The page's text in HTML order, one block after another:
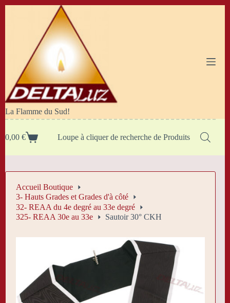
La Flamme du Sud!
Panier
0,00 € Loupe à cliquer de recherche de Produits
Accueil Boutique
3- Hauts Grades et Grades d'à côté
32- REAA du 4e degré au 33e degré
325- REAA 30e au 33e
Sautoir 30° CKH